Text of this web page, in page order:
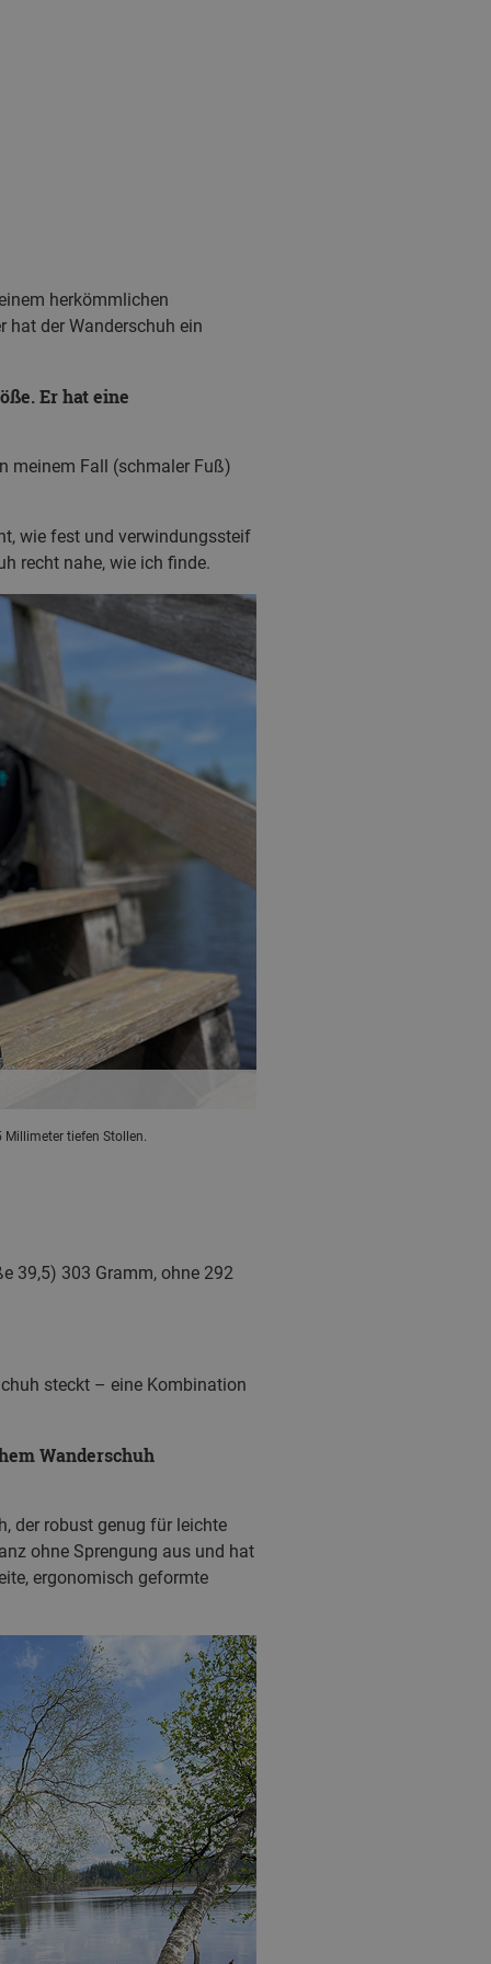
herkömmlichen
hat der Wanderschuh ein
Er hat eine
meinem Fall (schmaler Fuß)
wie fest und verwindungssteif
recht nahe, wie ich finde.
Millimeter tiefen Stollen.
39,5) 303 Gramm, ohne 292
steckt – eine Kombination
Wanderschuh
der robust genug für leichte
ohne Sprengung aus und hat
ergonomisch geformte